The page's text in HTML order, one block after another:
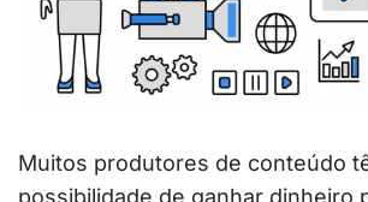
Muitos produtores de conteúdo
possibilidade de ganhar dinheiro